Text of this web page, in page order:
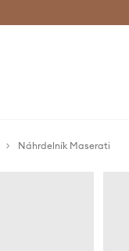
Doručení a
Náhrdelník Maserati